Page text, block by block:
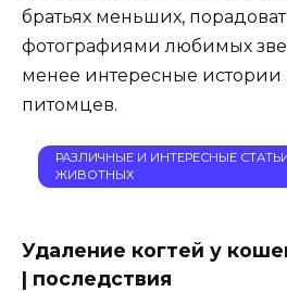
братьях меньших,
фотографиями любимых
менее интересные истории
питомцев.
РАЗЛИЧНЫЕ И ИНТЕРЕСНЫЕ
ЖИВОТНЫХ
Удаление когтей у
| последствия